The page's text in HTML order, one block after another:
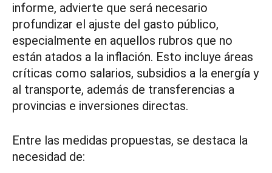
informe, advierte que será necesario
profundizar el ajuste del gasto público,
especialmente en aquellos rubros que no
están atados a la inflación. Esto incluye áreas
críticas como salarios, subsidios a la energía y
al transporte, además de transferencias a
provincias e inversiones directas.
Entre las medidas propuestas, se destaca la
necesidad de: